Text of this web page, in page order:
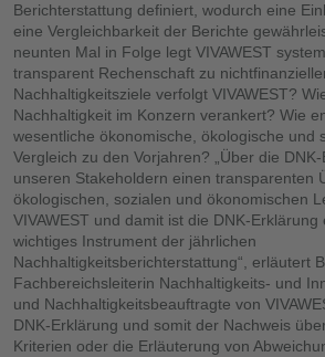
Berichterstattung definiert, wodurch eine
eine Vergleichbarkeit der Berichte
neunten Mal in Folge legt VIVAWEST
transparent Rechenschaft zu
Nachhaltigkeitsziele verfolgt VIVAWEST?
Nachhaltigkeit im Konzern verankert? Wie
wesentliche ökonomische, ökologische und
Vergleich zu den Vorjahren? „Über die
unseren Stakeholdern einen transparenten
ökologischen, sozialen und ökonomischen
VIVAWEST und damit ist die DNK-
wichtiges Instrument der jährlichen
Nachhaltigkeitsberichterstattung“, erläutert
Fachbereichsleiterin Nachhaltigkeits- und
und Nachhaltigkeitsbeauftragte von
DNK-Erklärung und somit der Nachweis
Kriterien oder die Erläuterung von